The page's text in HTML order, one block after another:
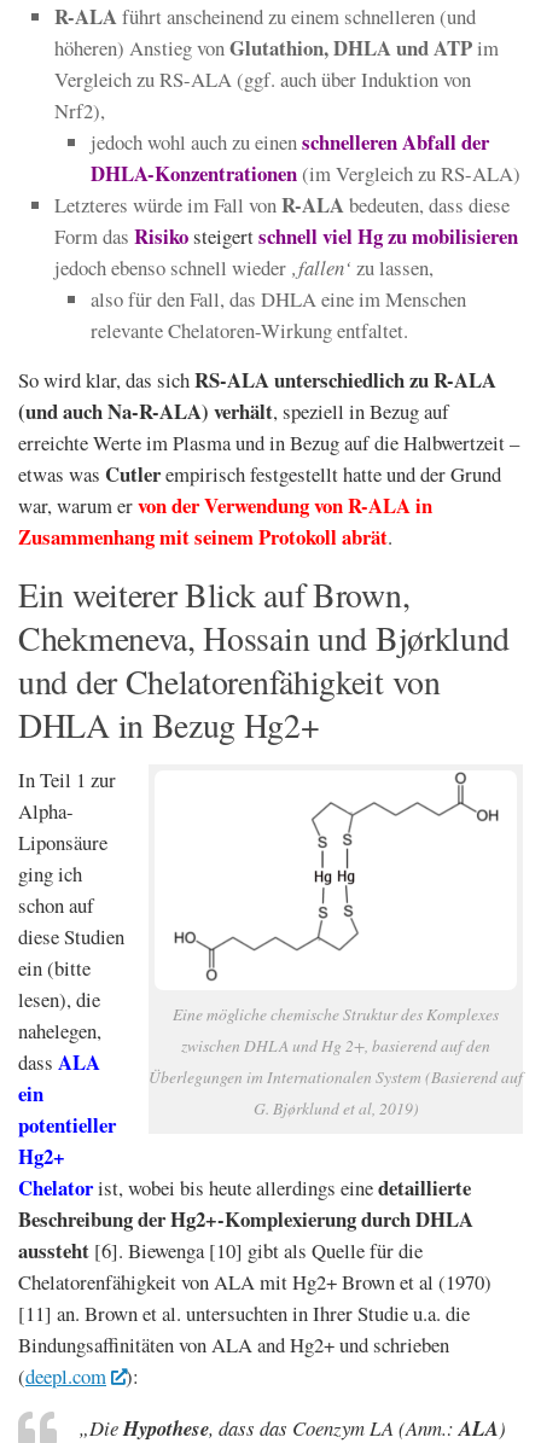
R-ALAführt anscheinend zu einem schnelleren (und
höheren) Anstieg vonGlutathion, DHLA und ATPim
Vergleich zu RS-ALA (ggf. auch über Induktion von
Nrf2),
jedoch wohl auch zu einenschnelleren Abfall der
DHLA-Konzentrationen(im Vergleich zu RS-ALA)
Letzteres würde im Fall vonR-ALAbedeuten, dass diese
Form das Risikosteigertschnell viel Hg zu mobilisieren
jedoch ebenso schnell wieder ‚fallen‘ zu lassen,
also für den Fall, das DHLA eine im Menschen
relevante Chelatoren-Wirkung entfaltet.
So wird klar, das sichRS-ALA unterschiedlich zu R-ALA
(und auch Na-R-ALA) verhält, speziell in Bezug auf
erreichte Werte im Plasma und in Bezug auf die Halbwertzeit –
etwas was Cutlerempirisch festgestellt hatte und der Grund
war, warum ervon der Verwendung von R-ALA in
Zusammenhang mit seinem Protokoll abrät.
Ein weiterer Blick auf Brown,
Chekmeneva, Hossain und Bjørklund
und der Chelatorenfähigkeit von
DHLA in Bezug Hg2+
Eine mögliche chemische Struktur des Komplexes
zwischen DHLA und Hg 2+, basierend auf den
Überlegungen im Internationalen System (Basierend auf
G. Bjørklund et al, 2019)
In Teil 1 zur
Alpha-
Liponsäure
ging ich
schon auf
diese Studien
ein (bitte
lesen), die
nahelegen,
dass ALA
ein
potentieller
Hg2+
Chelatorist, wobei bis heute allerdings einedetaillierte
Beschreibung der Hg2+-Komplexierung durch DHLA
aussteht [6]. Biewenga [10] gibt als Quelle für die
Chelatorenfähigkeit von ALA mit Hg2+ Brown et al (1970)
[11] an. Brown et al. untersuchten in Ihrer Studie u.a. die
Bindungsaffinitäten von ALA and Hg2+ und schrieben
(deepl.com
):
„DieHypothese, dass das Coenzym LA (Anm.:ALA)